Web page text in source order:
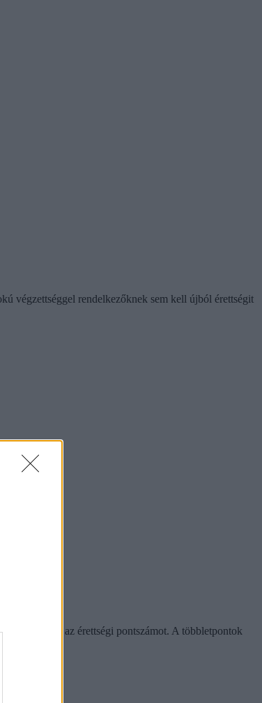
végzettséggel rendelkezőknek sem kell újból érettségit
számítják az érettségi pontszámot. A többletpontok